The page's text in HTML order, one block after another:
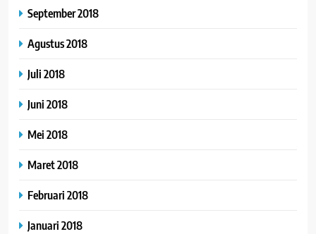
September 2018
Agustus 2018
Juli 2018
Juni 2018
Mei 2018
Maret 2018
Februari 2018
Januari 2018